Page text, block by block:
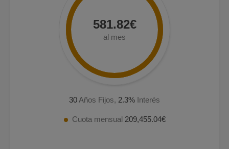
581.82€
al mes
30Años Fijos, 2.3% Interés
Cuota mensual 209,455.04€